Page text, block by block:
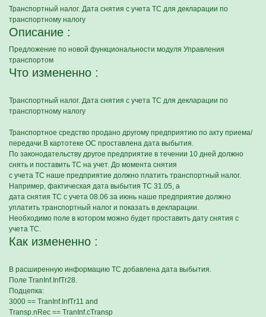
Транспортный налог. Дата снятия с учета ТС для декларации по
транспортному налогу
Описание :
Предложение по новой функциональности модуля Управления
транспортом
Что измененно :
Транспортный налог. Дата снятия с учета ТС для декларации по
транспортному налогу
Транспортное средство продано другому предприятию по акту приема/
передачи.В картотеке ОС проставлена дата выбытия.
По законодательству другое предприятие в течении 10 дней должно
снять и поставить ТС на учет. До момента снятия
с учета ТС наше предприятие должно платить транспортный налог.
Например, фактическая дата выбытия ТС 31.05, а
дата снятия ТС с учета 08.06 за июнь наше предприятие должно
уплатить транспортный налог и показать в декларации.
Необходимо поле в котором можно будет проставить дату снятия с
учета ТС.
Как измененно :
В расширенную информацию ТС добавлена дата выбытия.
Поле TranInf.InfTr28.
Подцепка:
3000 == TranInf.InfTr11 and
Transp.nRec == TranInf.cTransp